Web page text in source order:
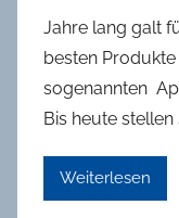
Jahre lang galt
besten
sogenannten
Bis heute
Weiterlesen